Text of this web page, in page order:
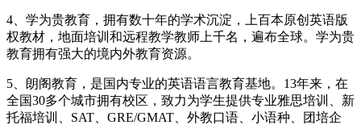
4、学为贵教育，拥有数十年的学术沉淀，上百本原创英语版
权教材，地面培训和远程教学教师上千名，遍布全球。学为贵
教育拥有强大的境内外教育资源。
5、朗阁教育，是国内专业的英语语言教育基地。13年来，在
全国30多个城市拥有校区，致力为学生提供专业雅思培训、新
托福培训、SAT、GRE/GMAT、外教口语、小语种、团培企